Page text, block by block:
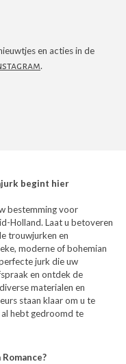
en acties in de
.
begint hier
bestemming voor
Holland. Laat u betoveren
trouwjurken en
moderne of bohemian
jurk die uw
en ontdek de
materialen en
staan klaar om u te
al hebt gedroomd te